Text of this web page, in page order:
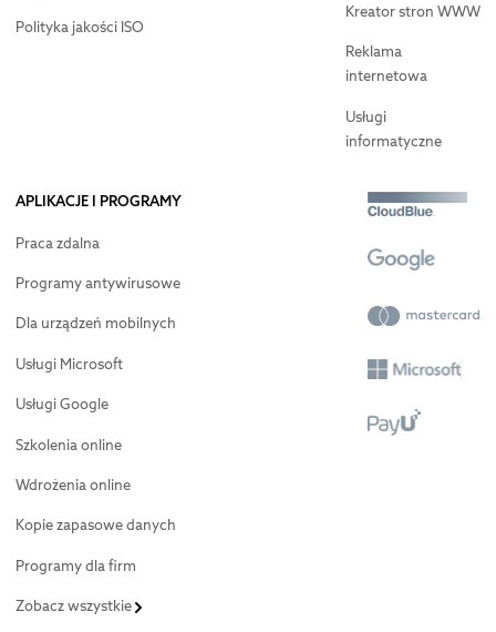
Polityka jakości ISO
Kreator stron WWW
Reklama
internetowa
Usługi
informatyczne
APLIKACJE I PROGRAMY
Praca zdalna
Programy antywirusowe
Dla urządzeń mobilnych
Usługi Microsoft
Usługi Google
Szkolenia online
Wdrożenia online
Kopie zapasowe danych
Programy dla firm
Zobacz wszystkie